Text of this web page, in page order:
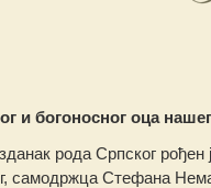
и богоносног оца
рода Српског
самодржца Стефана